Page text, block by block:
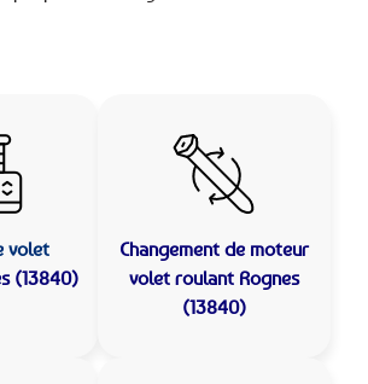
volet
(13840)
Changement de moteur
volet roulant Rognes
(13840)